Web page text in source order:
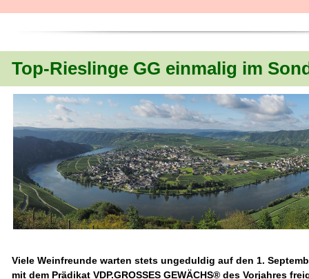
Top-Rieslinge GG einmalig im
Viele Weinfreunde warten stets ungeduldig auf den 1.
mit dem Prädikat VDP.GROSSES GEWÄCHS® des Vorjahres